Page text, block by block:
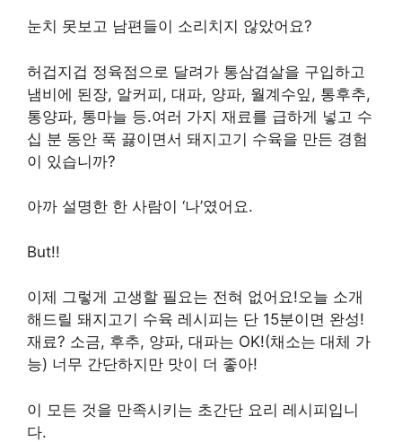
눈치 못보고 남편들이 소리치지 않았어요?
허겁지겁 정육점으로 달려가 통삼겹살을 구입하고
냄비에 된장, 알커피, 대파, 양파, 월계수잎, 통후추,
통양파, 통마늘 등.여러 가지 재료를 급하게 넣고 수
십 분 동안 푹 끓이면서 돼지고기 수육을 만든 경험
이 있습니까?
아까 설명한 한 사람이 ‘나’였어요.
But!!
이제 그렇게 고생할 필요는 전혀 없어요!오늘 소개
해드릴 돼지고기 수육 레시피는 단 15분이면 완성!
재료? 소금, 후추, 양파, 대파는 OK!(채소는 대체 가
능) 너무 간단하지만 맛이 더 좋아!
이 모든 것을 만족시키는 초간단 요리 레시피입니
다.